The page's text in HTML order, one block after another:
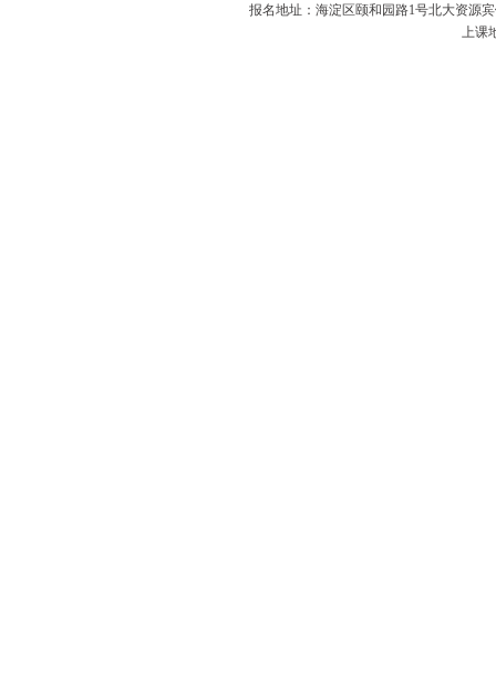
报名地址：海淀区颐和园路1号北大资源
上课